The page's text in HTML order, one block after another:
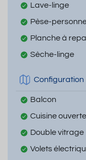
Lave-linge
Pèse-
Planche à
Sèche-linge
Configuration
Balcon
Cuisine ouverte
Double vitrage
Volets